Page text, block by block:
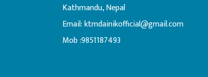
Kathmandu, Nepal
Email:ktmdainikofficial@gmail.com
Mob :9851187493